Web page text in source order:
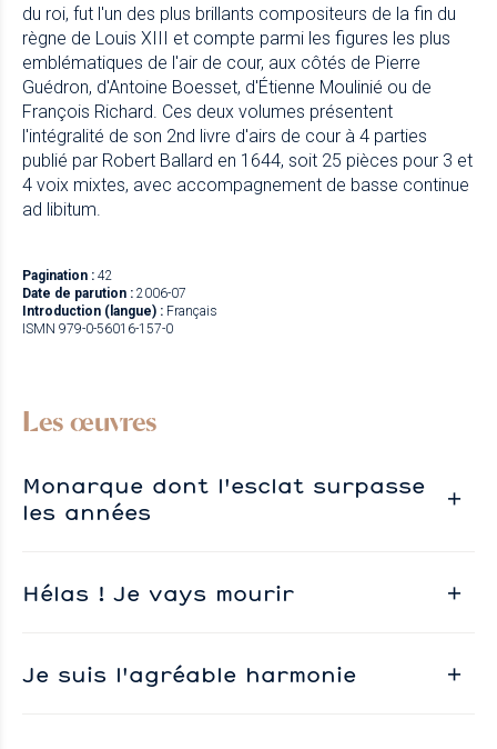
du roi, fut l'un des plus brillants compositeurs de la fin du
règne de Louis XIII et compte parmi les figures les plus
emblématiques de l'air de cour, aux côtés de Pierre
Guédron, d'Antoine Boesset, d'Étienne Moulinié ou de
François Richard. Ces deux volumes présentent
l'intégralité de son 2nd livre d'airs de cour à 4 parties
publié par Robert Ballard en 1644, soit 25 pièces pour 3 et
4 voix mixtes, avec accompagnement de basse continue
ad libitum.
Pagination : 42
Date de parution : 2006-07
Introduction (langue) : Français
ISMN 979-0-56016-157-0
Les œuvres
Monarque dont l'esclat surpasse
les années
Hélas ! Je vays mourir
Je suis l'agréable harmonie